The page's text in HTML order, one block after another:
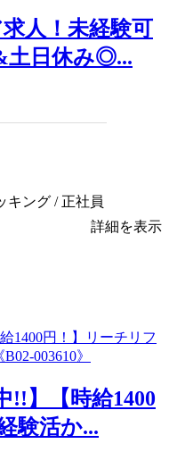
求人！未経験可
土日休み◎...
キング / 正社員
詳細を表示
!!】【時給1400
験活か...